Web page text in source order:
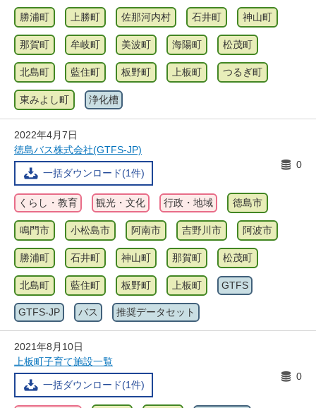
勝浦町 上勝町 佐那河内村 石井町 神山町
那賀町 牟岐町 美波町 海陽町 松茂町
北島町 藍住町 板野町 上板町 つるぎ町
東みよし町 浄化槽
2022年4月7日
徳島バス株式会社(GTFS-JP)
一括ダウンロード(1件)
0
くらし・教育 観光・文化 行政・地域 徳島市
鳴門市 小松島市 阿南市 吉野川市 阿波市
勝浦町 石井町 神山町 那賀町 松茂町
北島町 藍住町 板野町 上板町 GTFS
GTFS-JP バス 推奨データセット
2021年8月10日
上板町子育て施設一覧
一括ダウンロード(1件)
0